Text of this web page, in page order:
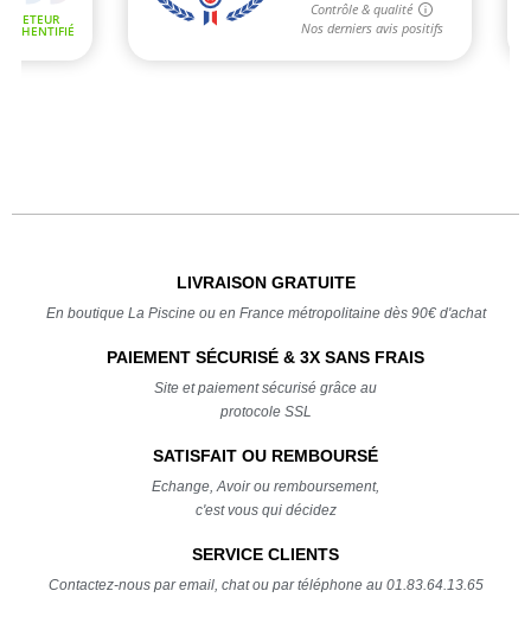
LIVRAISON GRATUITE
En boutique La Piscine ou en France métropolitaine dès 90€ d'achat
PAIEMENT SÉCURISÉ & 3X SANS FRAIS
Site et paiement sécurisé grâce au
protocole SSL
SATISFAIT OU REMBOURSÉ
Echange, Avoir ou remboursement,
c'est vous qui décidez
SERVICE CLIENTS
Contactez-nous par email, chat ou par téléphone au 01.83.64.13.65